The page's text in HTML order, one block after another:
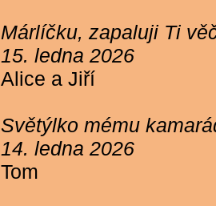
Márlíčku, zapaluji Ti
15. ledna 2026
Alice a Jiří
Světýlko mému
14. ledna 2026
Tom